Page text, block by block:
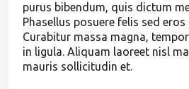
purus bibendum, quis dictum
Phasellus posuere felis sed
Curabitur massa magna,
in ligula. Aliquam laoreet nisl
mauris sollicitudin et.